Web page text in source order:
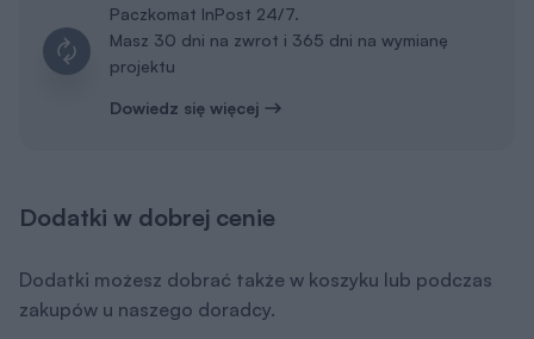
Paczkomat InPost 24/7.
Masz 30 dni na zwrot i 365 dni na wymianę
projektu
Dowiedz się więcej
Dodatki w dobrej cenie
Dodatki możesz dobrać także w koszyku lub podczas
zakupów u naszego doradcy.